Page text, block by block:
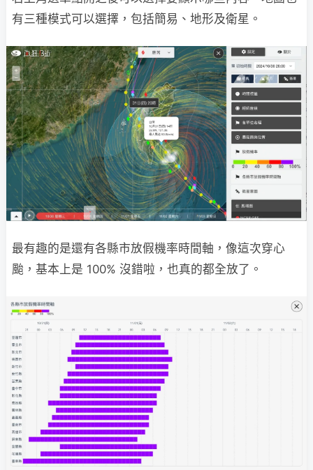
有三種模式可以選擇，包括簡易、地形及衛星。
最有趣的是還有各縣市放假機率時間軸，像這次穿心
颱，基本上是 100% 沒錯啦，也真的都全放了。